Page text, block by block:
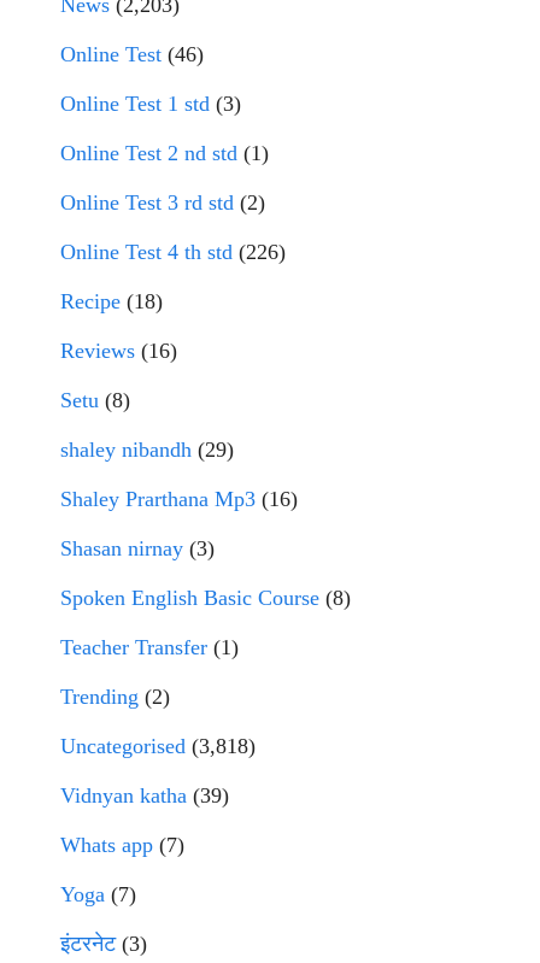
News (2,203)
Online Test (46)
Online Test 1 std (3)
Online Test 2 nd std (1)
Online Test 3 rd std (2)
Online Test 4 th std (226)
Recipe (18)
Reviews (16)
Setu (8)
shaley nibandh (29)
Shaley Prarthana Mp3 (16)
Shasan nirnay (3)
Spoken English Basic Course (8)
Teacher Transfer (1)
Trending (2)
Uncategorised (3,818)
Vidnyan katha (39)
Whats app (7)
Yoga (7)
इंटरनेट(3)